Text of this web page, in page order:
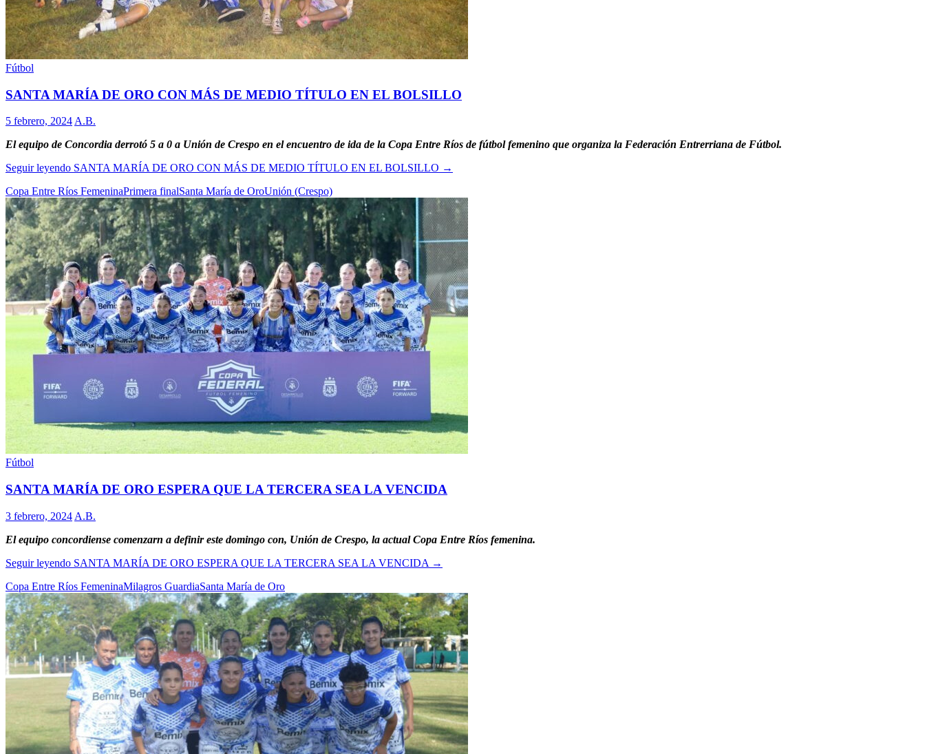
Fútbol
SANTA MARÍA DE ORO CON MÁS DE MEDIO TÍTULO EN EL BOLSILLO
5 febrero, 2024 A.B.
El equipo de Concordia derrotó 5 a 0 a Unión de Crespo en el encuentro de ida de la Copa Entre Ríos de fútbol femenino que organiza la Federación Entrerriana de Fútbol.
Seguir leyendo SANTA MARÍA DE ORO CON MÁS DE MEDIO TÍTULO EN EL BOLSILLO →
Copa Entre Ríos FemeninaPrimera finalSanta María de OroUnión (Crespo)
Fútbol
SANTA MARÍA DE ORO ESPERA QUE LA TERCERA SEA LA VENCIDA
3 febrero, 2024 A.B.
El equipo concordiense comenzarn a definir este domingo con, Unión de Crespo, la actual Copa Entre Ríos femenina.
Seguir leyendo SANTA MARÍA DE ORO ESPERA QUE LA TERCERA SEA LA VENCIDA →
Copa Entre Ríos FemeninaMilagros GuardiaSanta María de Oro